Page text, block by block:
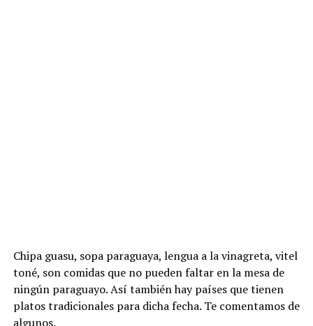
Chipa guasu, sopa paraguaya, lengua a la vinagreta, vitel
toné, son comidas que no pueden faltar en la mesa de
ningún paraguayo. Así también hay países que tienen
platos tradicionales para dicha fecha. Te comentamos de
algunos.